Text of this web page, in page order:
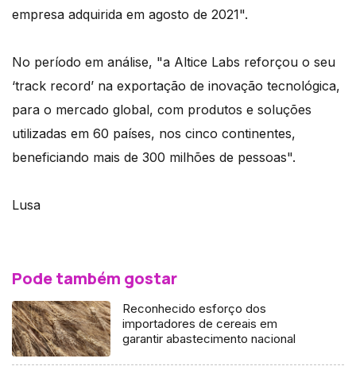
empresa adquirida em agosto de 2021".
No período em análise, "a Altice Labs reforçou o seu
‘track record’ na exportação de inovação tecnológica,
para o mercado global, com produtos e soluções
utilizadas em 60 países, nos cinco continentes,
beneficiando mais de 300 milhões de pessoas".
Lusa
Pode também gostar
Reconhecido esforço dos
importadores de cereais em
garantir abastecimento nacional